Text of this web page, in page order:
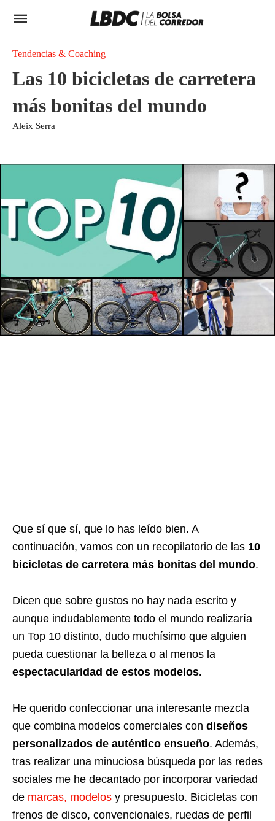
Tendencias & Coaching
Las 10 bicicletas de carretera
más bonitas del mundo
Aleix Serra
Que sí que sí, que lo has leído bien. A
continuación, vamos con un recopilatorio de las 10
bicicletas de carretera más bonitas del mundo.
Dicen que sobre gustos no hay nada escrito y
aunque indudablemente todo el mundo realizaría
un Top 10 distinto, dudo muchísimo que alguien
pueda cuestionar la belleza o al menos la
espectacularidad de estos modelos.
He querido confeccionar una interesante mezcla
que combina modelos comerciales con diseños
personalizados de auténtico ensueño. Además,
tras realizar una minuciosa búsqueda por las redes
sociales me he decantado por incorporar variedad
de marcas, modelos y presupuesto. Bicicletas con
frenos de disco, convencionales, ruedas de perfil